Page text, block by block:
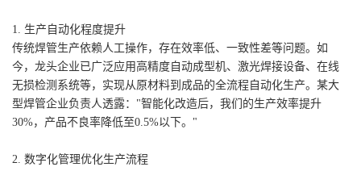
1. 生产自动化程度提升
传统焊管生产依赖人工操作，存在效率低、一致性差等问题。如
今，龙头企业已广泛应用高精度自动成型机、激光焊接设备、在线
无损检测系统等，实现从原材料到成品的全流程自动化生产。某大
型焊管企业负责人透露："智能化改造后，我们的生产效率提升
30%，产品不良率降低至0.5%以下。"
2. 数字化管理优化生产流程